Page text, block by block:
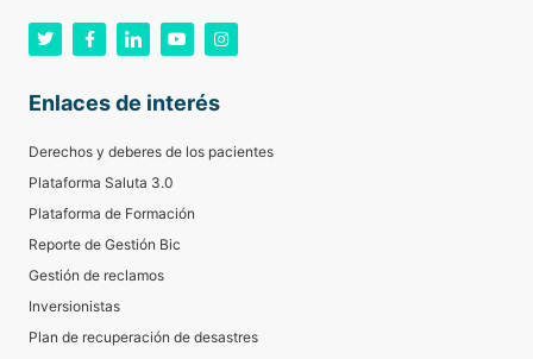
Enlaces de interés
Derechos y deberes de los pacientes
Plataforma Saluta 3.0
Plataforma de Formación
Reporte de Gestión Bic
Gestión de reclamos
Inversionistas
Plan de recuperación de desastres